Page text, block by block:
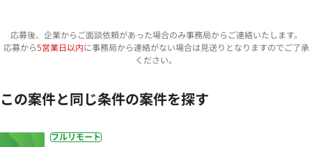
応募後、企業からご面談依頼があった場合のみ事務局からご連絡いたします。
応募から5営業日以内に事務局から連絡がない場合は見送りとなりますのでご了承
ください。
この案件と同じ条件の案件を探す
フルリモート